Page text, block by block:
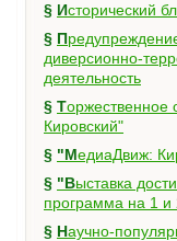
§
Исторический
§ Предупреждение вовлечения несовершеннолетних в
диверсионно-
деятельность
§ Торжественное открытие "Выставки достижений:
Кировский"
§
"МедиаДвиж:
§ "Выставка достижений: Кировский": культурная
программа на 1 и
§ Научно-популярная книга. Ольга Шестова "Красивое